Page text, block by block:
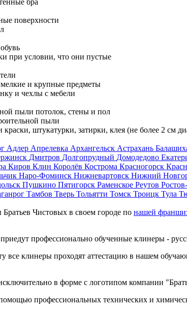
бра
поверхности
при условии, что они пустые
и крупные предметы
и чехлы с мебели
пыли потолок, стены и пол
пыли
штукатурки, затирки, клея (не более 2 см
Адлер Апрелевка Архангельск Астрахань
Дмитров Долгопрудный Домодедово
Киров Клин Королёв Кострома Красногорск
Наро-Фоминск Нижневартовск Нижний
Пушкино Пятигорск Раменское Реутов
Тамбов Тверь Тольятти Томск Троицк Тула
Чистовых в своем городе по нашей
профессионально обученные клинеры -
все клинеры проходят аттестацию в нашем
в форме с логотипом компании
профессиональных технических и